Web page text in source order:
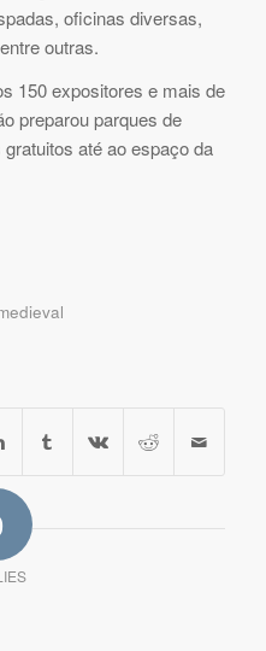
oficinas diversas,
outras.
150 expositores e mais de
preparou parques de
até ao espaço da